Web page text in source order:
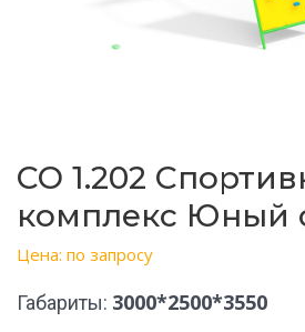
СО 1.202
комплекс Юный
Цена: по запросу
Габариты: 3000*2500*3550